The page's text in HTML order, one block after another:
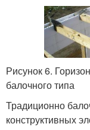
Рисунок 6.
балочного типа
Традиционно
конструктивных